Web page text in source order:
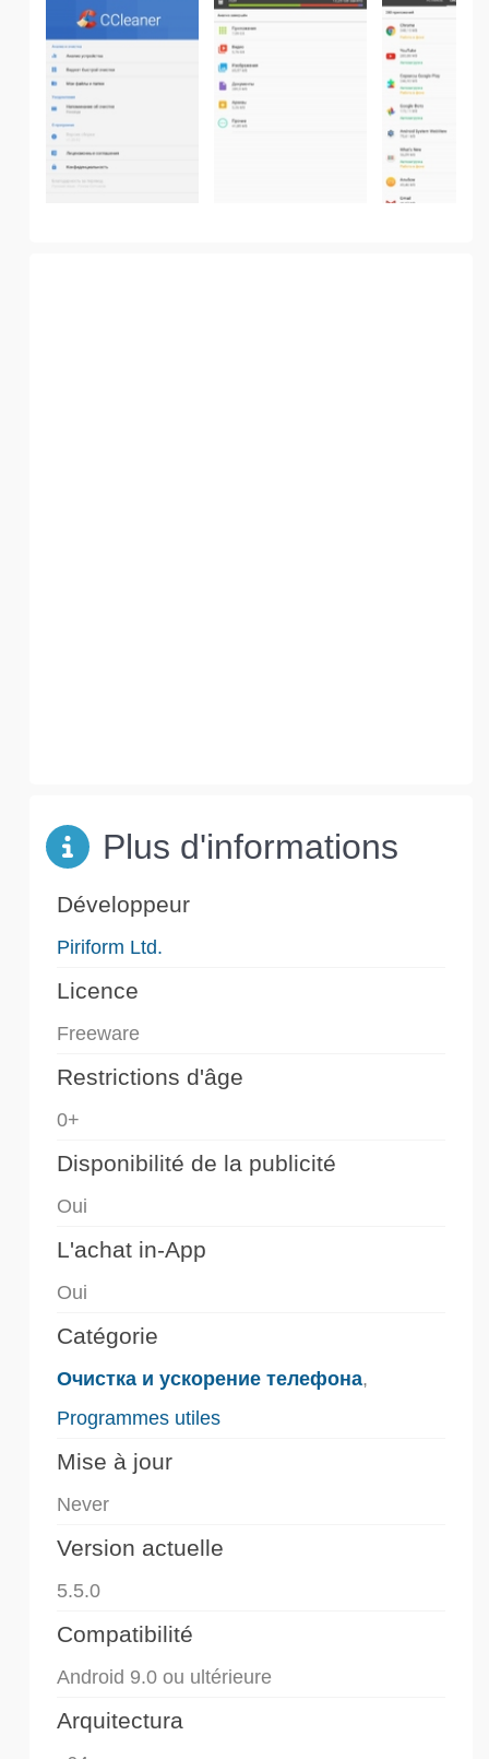
Plus d'informations
Développeur
Piriform Ltd.
Licence
Freeware
Restrictions d'âge
0+
Disponibilité de la publicité
Oui
L'achat in-App
Oui
Catégorie
Очистка и ускорение телефона,
Programmes utiles
Mise à jour
Never
Version actuelle
5.5.0
Compatibilité
Android 9.0 ou ultérieure
Arquitectura